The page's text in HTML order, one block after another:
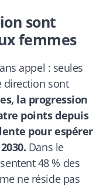
sont
femmes
appel : seules
direction sont
la progression
points depuis
pour espérer
Dans le
48 % des
ne réside pas